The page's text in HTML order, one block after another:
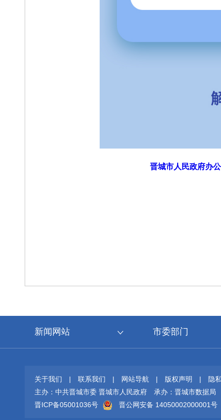
晋城市人民政府办
新闻网站 市委部门
关于我们 | 联系我们 | 网站导航 | 版权声明 |
隐
主办：中共晋城市委 晋城市人民政府
承办：晋城市数据局
晋ICP备05001036号
晋公网安备 14050002000001号